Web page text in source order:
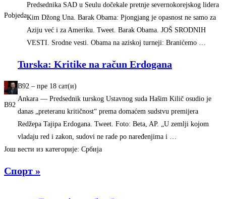
Pobjeda
Predsednika SAD u Seulu dočekale pretnje severnokorejskog lidera
Kim Džong Una. Barak Obama: Pjongjang je opasnost ne samo za
Aziju već i za Ameriku. Tweet. Barak Obama. JOŠ SRODNIH
VESTI. Srodne vesti. Obama na aziskoj turneji: Branićemo …
B92
Turska: Kritike na račun Erdogana
B92 – ‎пре 18 сат(и)‎
Ankara — Predsednik turskog Ustavnog suda Hašim Kilič osudio je
danas „preteranu kritičnost“ prema domaćem sudstvu premijera
Redžepa Tajipa Erdogana. Tweet. Foto: Beta, AP. „U zemlji kojom
vladaju red i zakon, sudovi ne rade po naređenjima i …
Још вести из категорије: Србија
Спорт »